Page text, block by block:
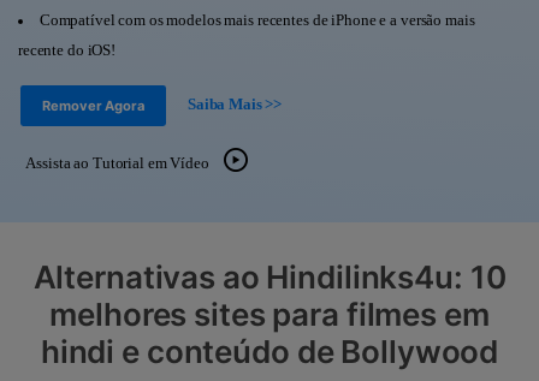
Online
Ver Todos Os Aplicativos
Dicas
Gerenciador de dados
Encontre Mais Soluções
Compatível com os modelos mais recentes de iPhone e a versão mais
recente do iOS!
Remover Agora Saiba Mais >>
Assista ao Tutorial em Vídeo
Alternativas ao Hindilinks4u: 10
melhores sites para filmes em
hindi e conteúdo de Bollywood